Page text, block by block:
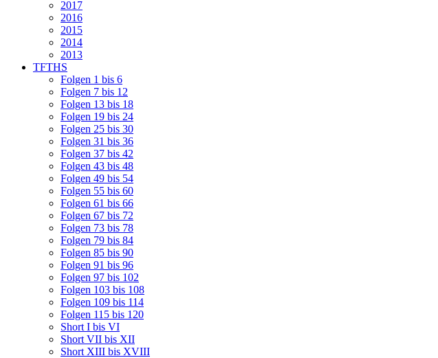
2017
2016
2015
2014
2013
TFTHS
Folgen 1 bis 6
Folgen 7 bis 12
Folgen 13 bis 18
Folgen 19 bis 24
Folgen 25 bis 30
Folgen 31 bis 36
Folgen 37 bis 42
Folgen 43 bis 48
Folgen 49 bis 54
Folgen 55 bis 60
Folgen 61 bis 66
Folgen 67 bis 72
Folgen 73 bis 78
Folgen 79 bis 84
Folgen 85 bis 90
Folgen 91 bis 96
Folgen 97 bis 102
Folgen 103 bis 108
Folgen 109 bis 114
Folgen 115 bis 120
Short I bis VI
Short VII bis XII
Short XIII bis XVIII